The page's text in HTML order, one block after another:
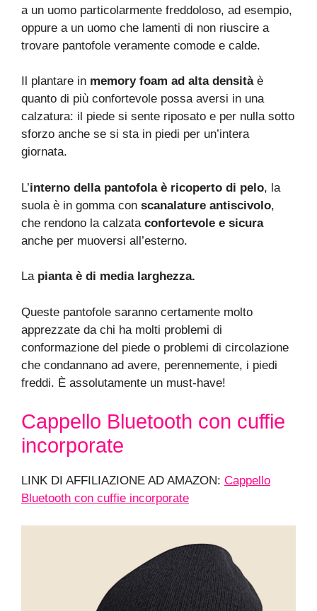
a un uomo particolarmente freddoloso, ad esempio,
oppure a un uomo che lamenti di non riuscire a
trovare pantofole veramente comode e calde.
Il plantare in memory foam ad alta densitàè
quanto di più confortevole possa aversi in una
calzatura: il piede si sente riposato e per nulla sotto
sforzo anche se si sta in piedi per un’intera
giornata.
L’interno della pantofola è ricoperto di pelo, la
suola è in gomma con scanalature antiscivolo,
che rendono la calzata confortevole e sicura
anche per muoversi all’esterno.
La pianta è di media larghezza.
Queste pantofole saranno certamente molto
apprezzate da chi ha molti problemi di
conformazione del piede o problemi di circolazione
che condannano ad avere, perennemente, i piedi
freddi. È assolutamente un must-have!
Cappello Bluetooth con cuffie
incorporate
LINK DI AFFILIAZIONE AD AMAZON: Cappello
Bluetooth con cuffie incorporate